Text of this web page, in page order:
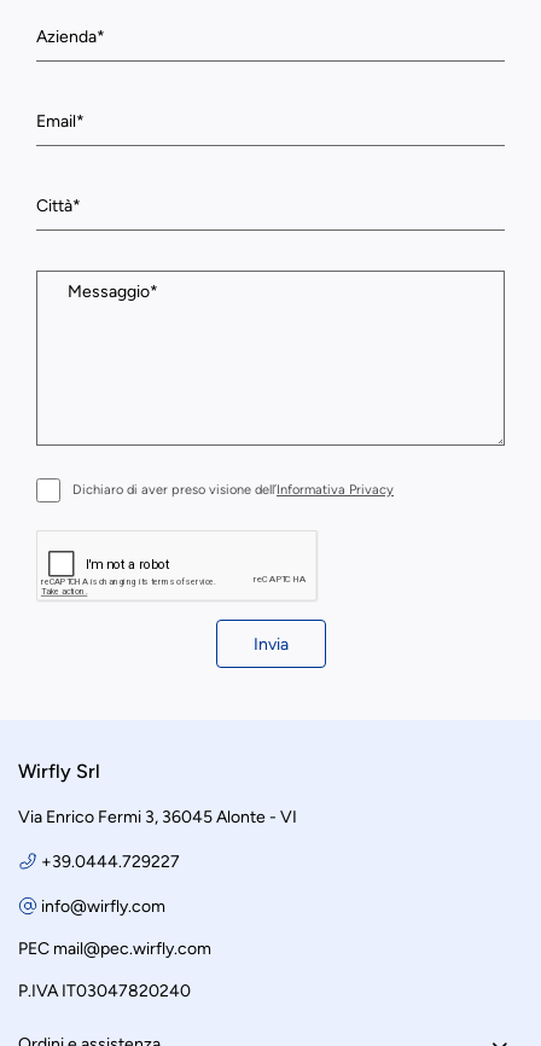
Dichiaro di aver preso visione dell’Informativa Privacy
Invia
Wirfly Srl
Via Enrico Fermi 3, 36045 Alonte - VI
+39.0444.729227
info@wirfly.com
PEC mail@pec.wirfly.com
P.IVA IT03047820240